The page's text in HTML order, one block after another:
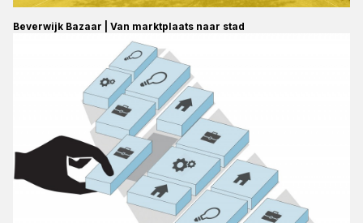
Beverwijk Bazaar | Van marktplaats naar stad